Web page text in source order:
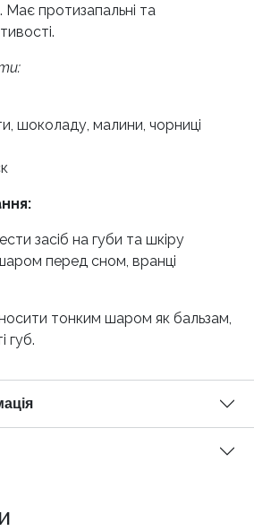
протизапальні та
шоколаду, малини, чорниці
засіб на губи та шкіру
перед сном, вранці
тонким шаром як бальзам,
губ.